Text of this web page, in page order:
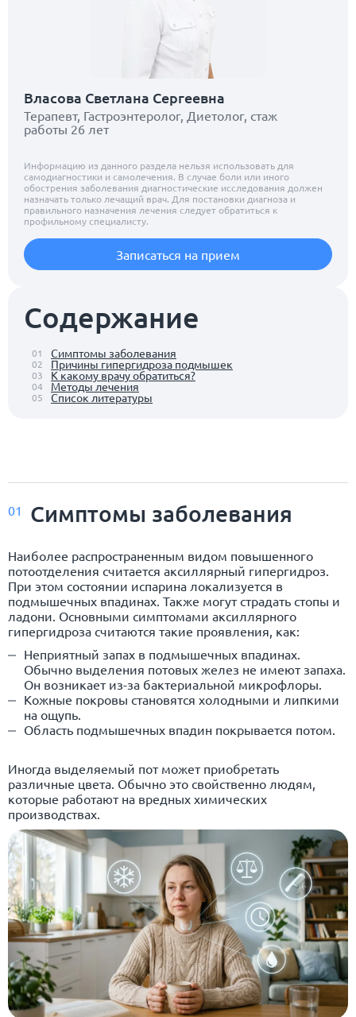
Содержание
01 Симптомы заболевания
02 Причины гипергидроза подмышек
03 К какому врачу обратиться?
04 Методы лечения
05 Список литературы
Власова Светлана Сергеевна
Терапевт, Гастроэнтеролог, Диетолог, стаж
работы 26 лет
Информацию из данного раздела нельзя использовать для
самодиагностики и самолечения. В случае боли или иного
обострения заболевания диагностические исследования должен
назначать только лечащий врач. Для постановки диагноза и
правильного назначения лечения следует обратиться к
профильному специалисту.
Записаться на прием
01 Симптомы заболевания
Наиболее распространенным видом повышенного
потоотделения считается аксиллярный гипергидроз.
При этом состоянии испарина локализуется в
подмышечных впадинах. Также могут страдать стопы и
ладони. Основными симптомами аксиллярного
гипергидроза считаются такие проявления, как:
Неприятный запах в подмышечных впадинах.
Обычно выделения потовых желез не имеют запаха.
Он возникает из-за бактериальной микрофлоры.
Кожные покровы становятся холодными и липкими
на ощупь.
Область подмышечных впадин покрывается потом.
Иногда выделяемый пот может приобретать
различные цвета. Обычно это свойственно людям,
которые работают на вредных химических
производствах.